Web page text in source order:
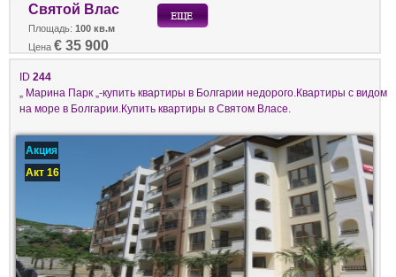
Святой Влас
Площадь: 100 кв.м
Цена € 35 900
ID 244
„ Марина Парк „-купить квартиры в Болгарии недорого.Квартиры с видом
на море в Болгарии.Купить квартиры в Святом Власе.
Акция
Акт 16